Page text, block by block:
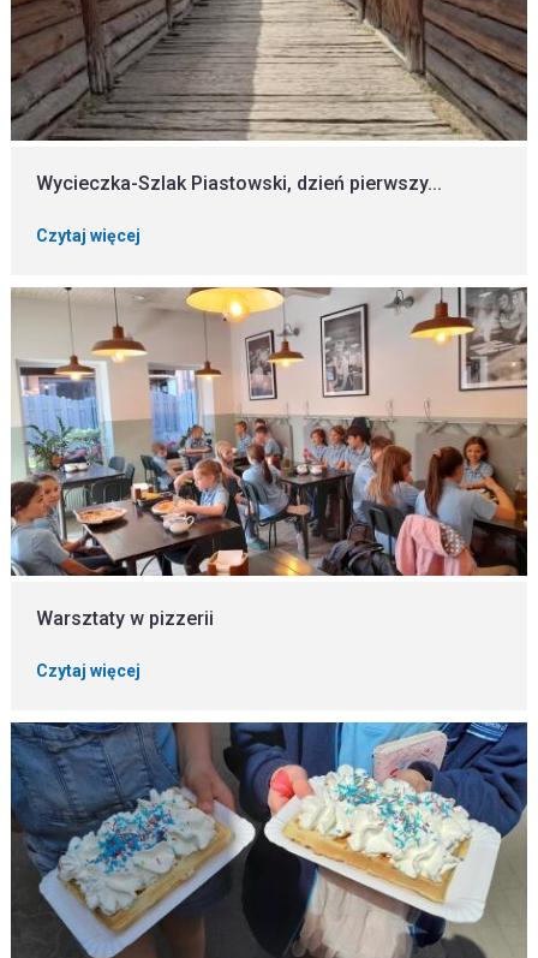
Wycieczka-Szlak Piastowski, dzień pierwszy...
Czytaj więcej
Warsztaty w pizzerii
Czytaj więcej